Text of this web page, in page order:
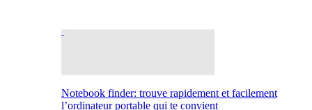
Notebook finder: trouve rapidement et facilement
l’ordinateur portable qui te convient